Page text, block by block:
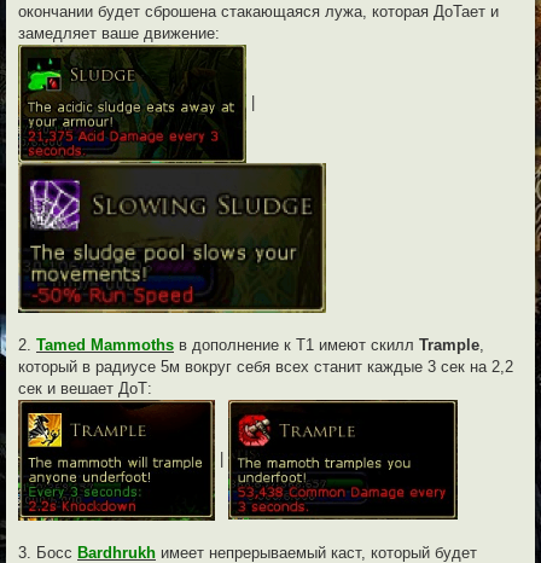
окончании будет сброшена стакающаяся лужа, которая ДоТает и
замедляет ваше движение:
2. Tamed Mammoths в дополнение к Т1 имеют скилл Trample
который в радиусе 5м вокруг себя всех станит каждые 3 сек на 2,2
сек и вешает ДоТ:
3. Босс Bardhrukh имеет непрерываемый каст, который будет